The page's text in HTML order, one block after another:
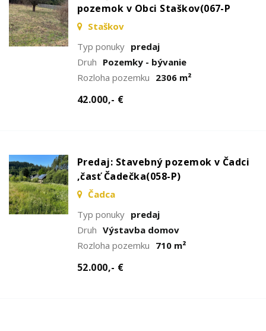
pozemok v Obci Staškov(067-P
Staškov
Typ ponuky predaj
Druh Pozemky - bývanie
Rozloha pozemku 2306 m²
42.000,- €
Predaj: Stavebný pozemok v Čadci
,časť Čadečka(058-P)
Čadca
Typ ponuky predaj
Druh Výstavba domov
Rozloha pozemku 710 m²
52.000,- €